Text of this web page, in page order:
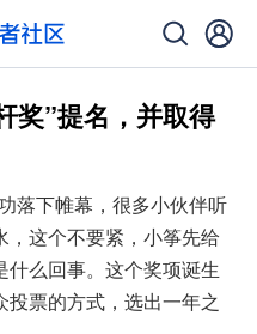
奖”提名，并取得
落下帷幕，很多小伙伴听
，这个不要紧，小筝先给
么回事。这个奖项诞生
票的方式，选出一年之